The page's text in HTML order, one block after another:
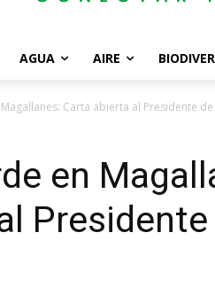
AGUA AIRE
Carta abierta al Presidente
en
Presidente